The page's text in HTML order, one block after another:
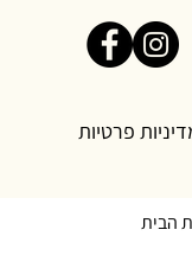
פרטיות
הבית